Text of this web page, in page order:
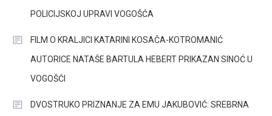
POLICIJSKOJ UPRAVI VOGOŠĆA
FILM O KRALJICI KATARINI KOSAČA-KOTROMANIĆ
AUTORICE NATAŠE BARTULA HEBERT PRIKAZAN SINOĆ U
VOGOŠĆI
DVOSTRUKO PRIZNANJE ZA EMU JAKUBOVIĆ: SREBRNA